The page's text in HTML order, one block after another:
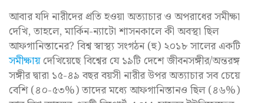
আবার যদি নারীদের প্রতি হওয়া অত্যাচার ও অপরাধের সমীক্ষা
দেখি, তাহলে, মার্কিন-ন্যাটো শাসনকালে কী অবস্থা ছিল
আফগানিস্তানের? বিশ্ব স্বাস্থ্য সংগঠন (হু) ২০১৮ সালের একটি
সমীক্ষায়দেখিয়েছে বিশ্বের যে ১৯টি দেশে জীবনসঙ্গীর/অন্তরঙ্গ
সঙ্গীর দ্বারা ১৫-৪৯ বছর বয়সী নারীর উপর অত্যাচার সব চেয়ে
বেশি (৪০-৫৩%) তাদের মধ্যে আফগানিস্তানও ছিল (৪৬%)